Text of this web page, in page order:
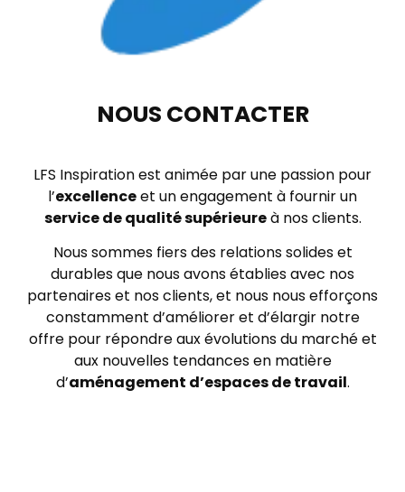
NOUS CONTACTER
LFS Inspiration est animée par une passion pour
l’excellenceet un engagement à fournir un
service de qualité supérieureà nos clients.
Nous sommes fiers des relations solides et
durables que nous avons établies avec nos
partenaires et nos clients, et nous nous efforçons
constamment d’améliorer et d’élargir notre
offre pour répondre aux évolutions du marché et
aux nouvelles tendances en matière
d’aménagement d’espaces de travail.